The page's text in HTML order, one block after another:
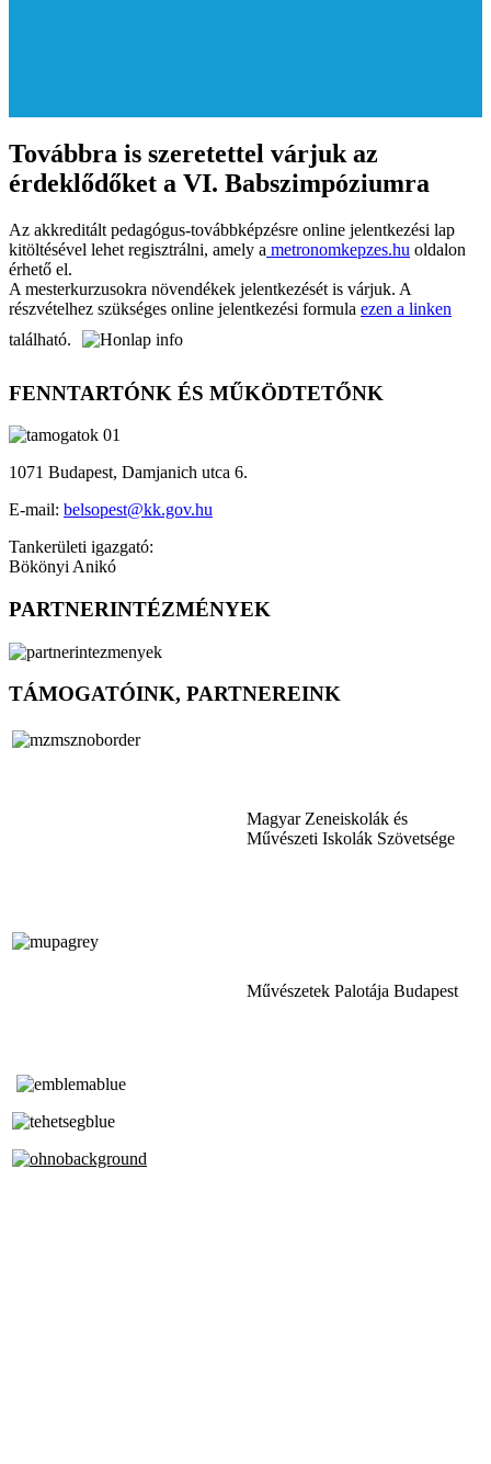
Továbbra is szeretettel várjuk az
érdeklődőket a VI. Babszimpóziumra
Az akkreditált pedagógus-továbbképzésre online jelentkezési lap
kitöltésével lehet regisztrálni, amely a metronomkepzes.hu oldalon
érhető el.
A mesterkurzusokra növendékek jelentkezését is várjuk. A
részvételhez szükséges online jelentkezési formula ezen a linken
található.
FENNTARTÓNK ÉS MŰKÖDTETŐNK
1071 Budapest, Damjanich utca 6.
E-mail: belsopest@kk.gov.hu
Tankerületi igazgató:
Bökönyi Anikó
PARTNERINTÉZMÉNYEK
TÁMOGATÓINK, PARTNEREINK
Magyar Zeneiskolák és
Művészeti Iskolák Szövetsége
Művészetek Palotája Budapest